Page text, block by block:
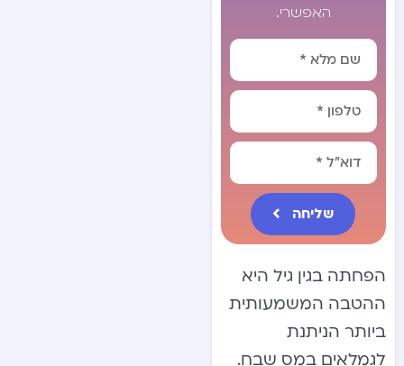
האפשרי.
שליחה
Alternative:
הפחתה בגין גיל היא
ההטבה המשמעותית
ביותר הניתנת
לגמלאים במס שבח.